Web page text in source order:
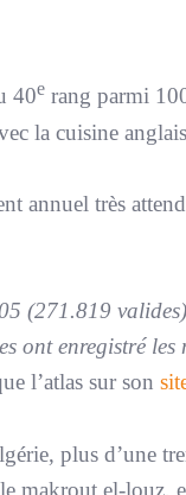
40e rang parmi
la cuisine
annuel très
(271.819
ont enregistré
l’atlas sur son
plus d’une
makrout el-louz,